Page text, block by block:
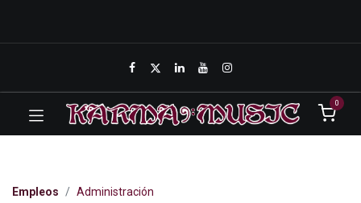
0
Empleos Administración